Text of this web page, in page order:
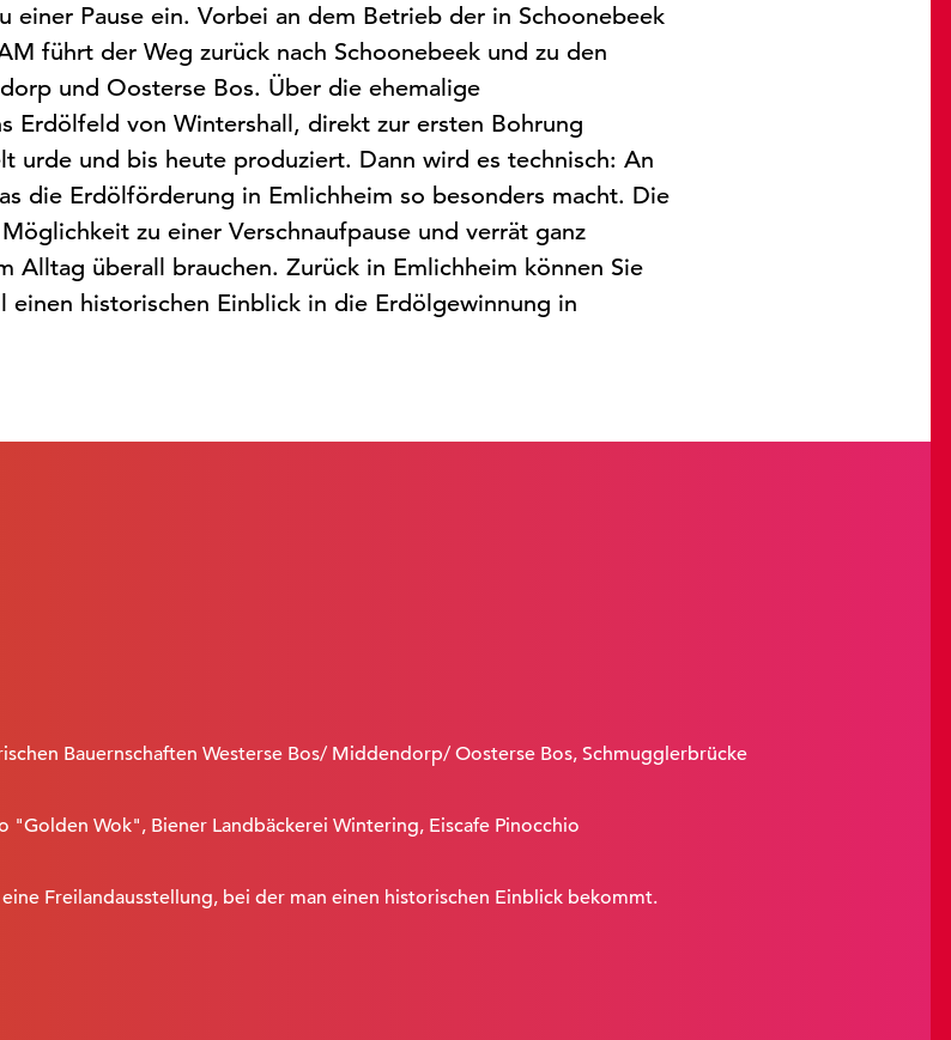
einer Pause ein. Vorbei an dem Betrieb der in Schoonebeek
führt der Weg zurück nach Schoonebeek und zu den
und Oosterse Bos. Über die ehemalige
Erdölfeld von Wintershall, direkt zur ersten Bohrung
urde und bis heute produziert. Dann wird es technisch: An
die Erdölförderung in Emlichheim so besonders macht. Die
zu einer Verschnaufpause und verrät ganz
Alltag überall brauchen. Zurück in Emlichheim können Sie
einen historischen Einblick in die Erdölgewinnung in
Bauernschaften Westerse Bos/ Middendorp/ Oosterse Bos, Schmugglerbrücke
"Golden Wok", Biener Landbäckerei Wintering, Eiscafe Pinocchio
Freilandausstellung, bei der man einen historischen Einblick bekommt.